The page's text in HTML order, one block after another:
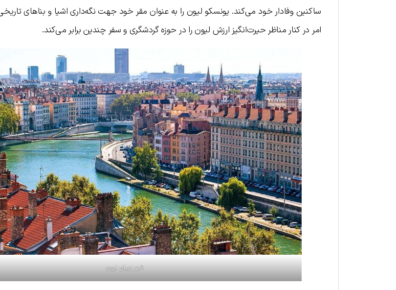
ساکنین وفادار خود می‌کند. یونسکو لیون را به عنوان مقر خود جهت نگه‌داری اشیا و بناهای
امر در کنار مناظر حیرت‌انگیز ارزش لیون را در حوزه گردشگری و سفر چندین برابر می‌کند.
شهر زیبای لیون